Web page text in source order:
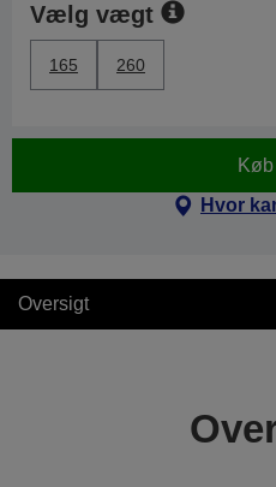
Vælg vægt
165 260
Hvor
Oversigt